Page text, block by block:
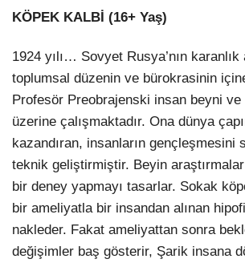
KÖPEK KALBİ (16+ Yaş)
1924 yılı… Sovyet Rusya’nın
toplumsal düzenin ve bürokrasinin
Profesör Preobrajenski insan beyni ve
üzerine çalışmaktadır. Ona dünya
kazandıran, insanların gençleşmesini
teknik geliştirmiştir. Beyin
bir deney yapmayı tasarlar. Sokak
bir ameliyatla bir insandan alınan
nakleder. Fakat ameliyattan sonra
değişimler baş gösterir, Şarik insana